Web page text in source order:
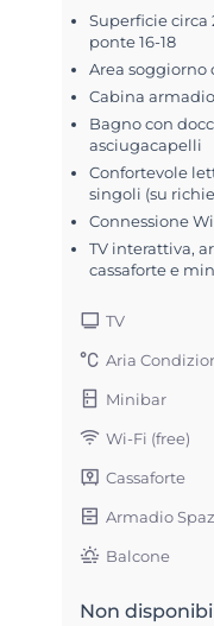
Superficie circa
ponte 16-18
Area soggiorno
Cabina armadio
Bagno con
asciugacapelli
Confortevole
singoli (su
Connessione
TV interattiva,
cassaforte e
TV
Aria
Minibar
Wi-Fi (free)
Cassaforte
Armadio
Balcone
Non